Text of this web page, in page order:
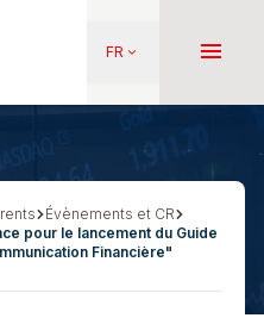
FR keyboard_arrow_down menu
Évènements et CR
pour le lancement du Guide
Financière"